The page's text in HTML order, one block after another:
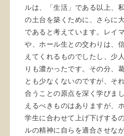
ルは、「生活」である以上、
の土台を築くために、さらに
であると考えています。レイ
や、ホール生との交わりは、
えてくれるものでしたし、少
りも濃かったです。その分、
とも少なくないのですが、そ
合うことの原点を深く学びま
えるべきものはありますが、
学生に合わせて上げ下げする
ルの精神に自らを適合させな